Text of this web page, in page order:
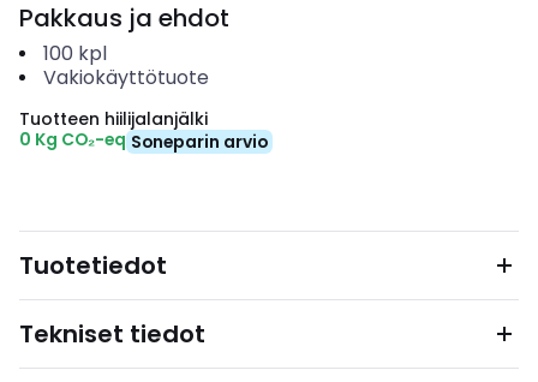
Pakkaus ja ehdot
100 kpl
Vakiokäyttötuote
Tuotteen hiilijalanjälki
0 Kg CO₂-eq Soneparin arvio
Tuotetiedot
Tekniset tiedot